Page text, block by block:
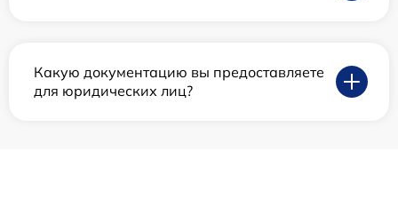
Какую документацию вы предоставляете
для юридических лиц?